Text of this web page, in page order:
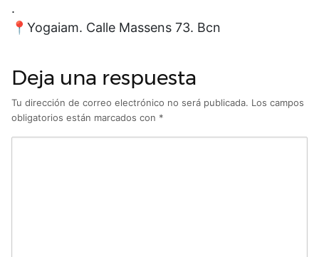
.
📍Yogaiam. Calle Massens 73. Bcn
Deja una respuesta
Tu dirección de correo electrónico no será publicada. Los campos
obligatorios están marcados con *